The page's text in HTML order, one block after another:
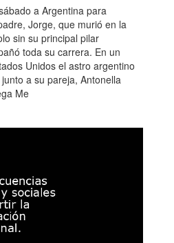
a Argentina para
Jorge, que murió en la
sin su principal pilar
toda su carrera. En un
Unidos el astro argentino
a su pareja, Antonella
Me